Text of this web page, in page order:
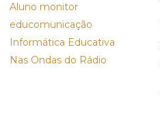
Aluno monitor
educomunicação
Informática Educativa
Nas Ondas do Rádio